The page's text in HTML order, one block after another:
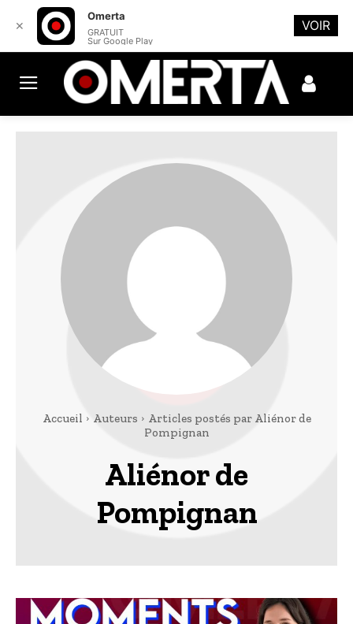
Accueil Auteurs
Articles postés par Aliénor de
Pompignan
Aliénor de
Pompignan
✕
Omerta
GRATUIT
Sur Google Play
VOIR